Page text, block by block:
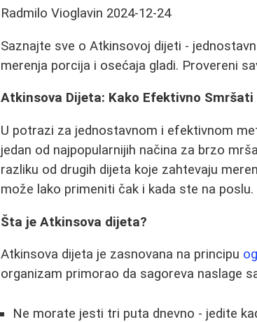
Radmilo Vioglavin 2024-12-24
Saznajte sve o Atkinsovoj dijeti -
merenja porcija i osećaja gladi. Provereni
Atkinsova Dijeta: Kako Efektivno
U potrazi za jednostavnom i efektivnom
jedan od najpopularnijih načina za brzo
razliku od drugih dijeta koje zahtevaju
može lako primeniti čak i kada ste na poslu.
Šta je Atkinsova dijeta?
Atkinsova dijeta je zasnovana na principu
organizam primorao da sagoreva naslage
Ne morate jesti tri puta dnevno - jedite